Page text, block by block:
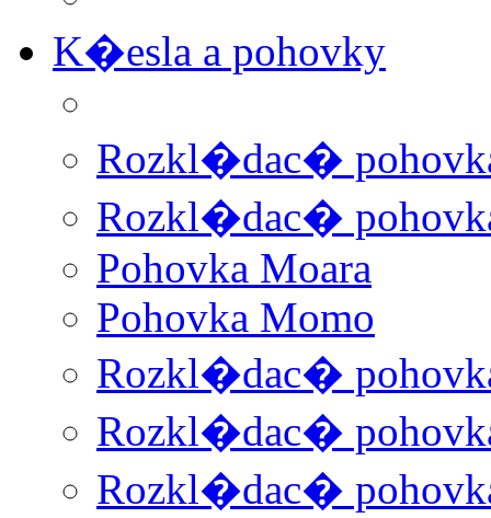
K�esla a pohovky
Rozkl�dac�
Rozkl�dac�
Pohovka Moara
Pohovka Momo
Rozkl�dac�
Rozkl�dac�
Rozkl�dac�